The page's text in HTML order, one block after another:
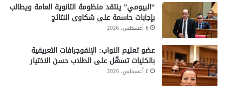
“البيومي” ينتقد منظومة الثانوية العامة ويطالب
بإجابات حاسمة على شكاوى النتائج
6 أغسطس، 2026
عضو تعليم النواب: الإنفوجرافات التعريفية
بالكليات تسهّل على الطلاب حسن الاختيار
6 أغسطس، 2026